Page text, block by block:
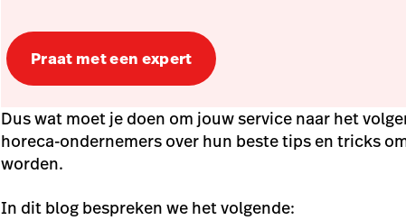
Praat met een expert
Dus wat moet je doen om jouw service naar het
horeca-ondernemers over hun beste tips en tricks
worden.
In dit blog bespreken we het volgende: